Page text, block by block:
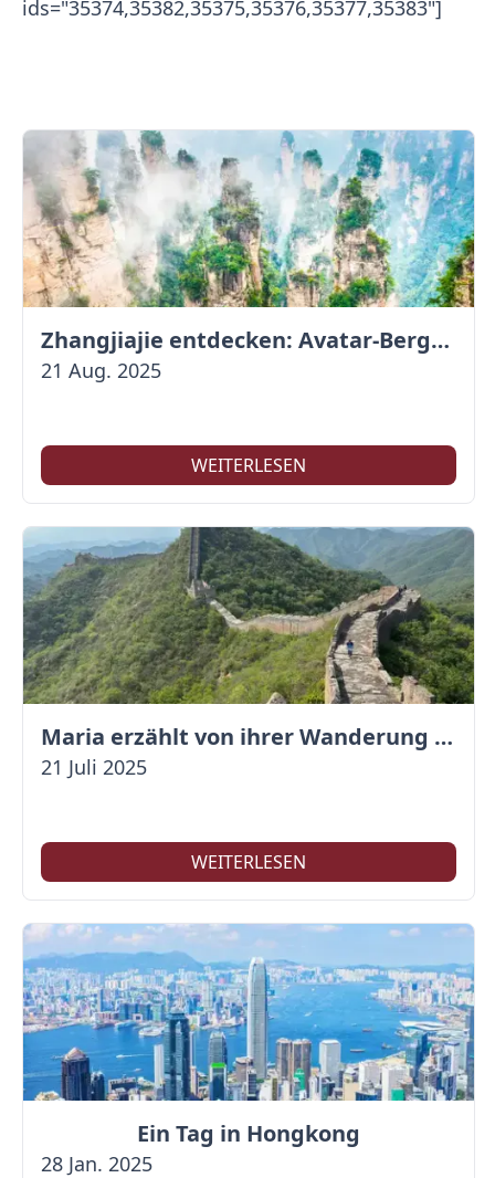
ids="35374,35382,35375,35376,35377,35383"]
Zhangjiajie entdecken: Avatar-Berge & Altstadt von Fenghuang
21 Aug. 2025
WEITERLESEN
Maria erzählt von ihrer Wanderung auf der Großen Mauer
21 Juli 2025
WEITERLESEN
Ein Tag in Hongkong
28 Jan. 2025